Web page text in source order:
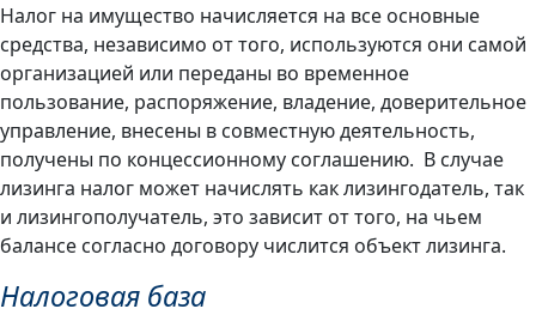
Налог на имущество начисляется на все основные
средства, независимо от того, используются они самой
организацией или переданы во временное
пользование, распоряжение, владение, доверительное
управление, внесены в совместную деятельность,
получены по концессионному соглашению. В случае
лизинга налог может начислять как лизингодатель, так
и лизингополучатель, это зависит от того, на чьем
балансе согласно договору числится объект лизинга.
Налоговая база